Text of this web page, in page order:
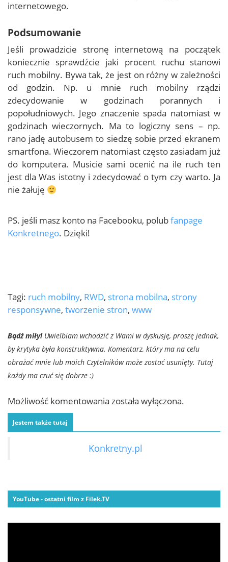
internetowego.
Podsumowanie
Jeśli prowadzicie stronę internetową na początek
koniecznie sprawdźcie jaki procent ruchu stanowi
ruch mobilny. Bywa tak, że jest on różny w zależności
od godzin. Np. u mnie ruch mobilny rządzi
zdecydowanie w godzinach porannych i
popołudniowych. Jego znaczenie spada natomiast w
godzinach wieczornych. Ma to logiczny sens – np.
rano jadę autobusem to siedzę sobie przed ekranem
smartfona. Wieczorem natomiast często zasiadam już
do komputera. Musicie sami ocenić na ile ruch ten
jest dla Was istotny i zdecydować o tym czy warto. Ja
nie żałuję
PS. jeśli masz konto na Facebooku, polubfanpage
Konkretnego. Dzięki!
Tagi: ruch mobilny, RWD, strona mobilna, strony
responsywne, tworzenie stron, www
Bądź miły!Uwielbiam wchodzić z Wami w dyskusję, proszę jednak,
by krytyka była konstruktywna. Komentarz, który ma na celu
obrażać mnie lub moich Czytelników może zostać usunięty. Tutaj
każdy ma czuć się dobrze :)
Możliwość komentowania została wyłączona.
Jestem także tutaj
Konkretny.pl
YouTube - ostatni film z Filek.TV